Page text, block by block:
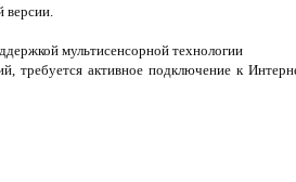
версии.
мультисенсорной технологии
требуется активное подключение к